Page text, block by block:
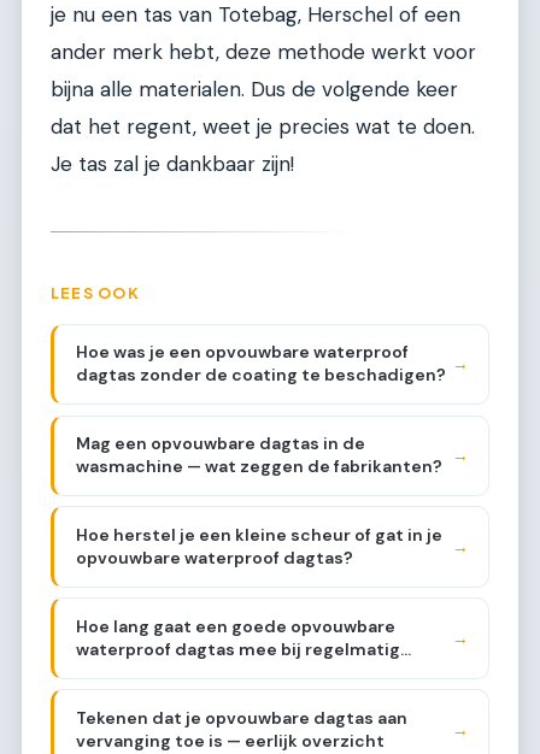
je nu een tas van Totebag, Herschel of een
ander merk hebt, deze methode werkt voor
bijna alle materialen. Dus de volgende keer
dat het regent, weet je precies wat te doen.
Je tas zal je dankbaar zijn!
LEES OOK
Hoe was je een opvouwbare waterproof
dagtas zonder de coating te beschadigen?
→
Mag een opvouwbare dagtas in de
wasmachine — wat zeggen de fabrikanten?
→
Hoe herstel je een kleine scheur of gat in je
opvouwbare waterproof dagtas?
→
Hoe lang gaat een goede opvouwbare
waterproof dagtas mee bij regelmatig
→
Tekenen dat je opvouwbare dagtas aan
vervanging toe is — eerlijk overzicht
→